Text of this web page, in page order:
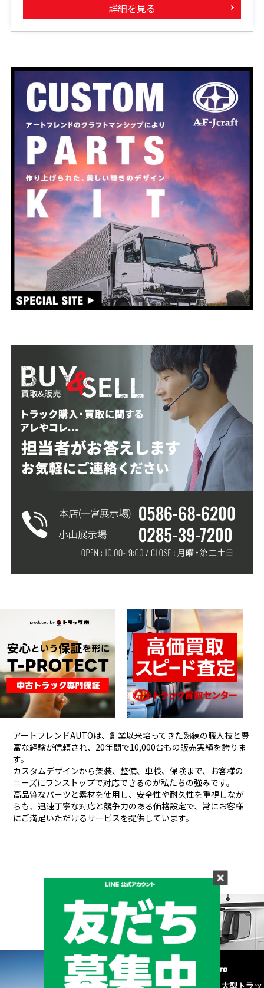
詳細を見る
アートフレンドAUTOは、創業以来培ってきた熟練の職人技と豊
富な経験が信頼され、 20年間で10,000台もの販売実績を誇りま
す。
カスタムデザインから架装、整備、車検、保険まで、お客様の
ニーズにワンストップで対応できるのが私たちの強みです。
高品質なパーツと素材を使用し、安全性や耐久性を重視しなが
らも、 迅速丁寧な対応と競争力のある価格設定で、常にお客様
にご満足いただけるサービスを提供しています。
メーカーと形状から探す
BRAND & TYPE
©2020中古トラック・大型トラッ